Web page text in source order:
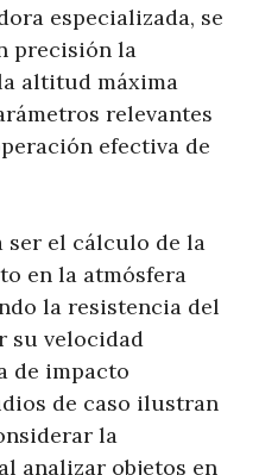
especializada, se
precisión la
altitud máxima
relevantes
efectiva de
ser el cálculo de la
en la atmósfera
la resistencia del
su velocidad
de impacto
de caso ilustran
la
analizar objetos en